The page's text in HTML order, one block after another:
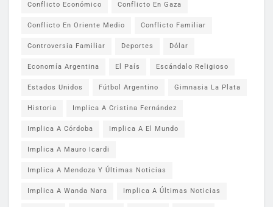
Conflicto Económico Conflicto En Gaza
Conflicto En Oriente Medio Conflicto Familiar
Controversia Familiar Deportes Dólar
Economía Argentina El País Escándalo Religioso
Estados Unidos Fútbol Argentino Gimnasia La Plata
Historia Implica A Cristina Fernández
Implica A Córdoba Implica A El Mundo
Implica A Mauro Icardi
Implica A Mendoza Y Últimas Noticias
Implica A Wanda Nara Implica A Últimas Noticias